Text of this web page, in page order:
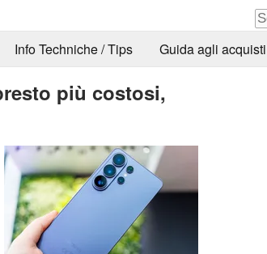
Info Techniche / Tips Guida agli acquisti
più costosi,